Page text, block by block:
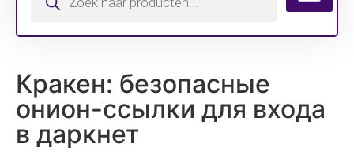
Кракен: безопасные
онион-ссылки для входа
в даркнет